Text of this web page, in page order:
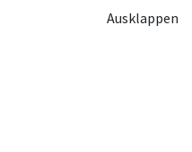
Ausklappen